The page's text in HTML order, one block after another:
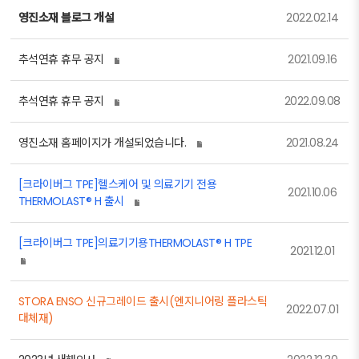
영진소재 블로그 개설 2022.02.14
추석연휴 휴무 공지 2021.09.16
추석연휴 휴무 공지 2022.09.08
영진소재 홈페이지가 개설되었습니다. 2021.08.24
[크라이버그 TPE]헬스케어 및 의료기기 전용
THERMOLAST® H 출시
2021.10.06
[크라이버그 TPE]의료기기용THERMOLAST® H TPE 2021.12.01
STORA ENSO 신규그레이드 출시(엔지니어링 플라스틱
대체재)
2022.07.01